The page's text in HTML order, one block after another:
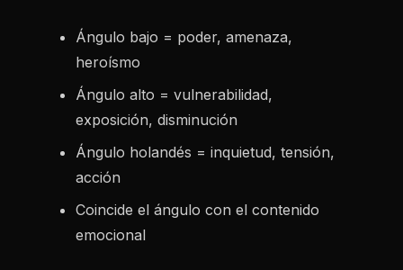
Ángulo bajo = poder, amenaza,
heroísmo
Ángulo alto = vulnerabilidad,
exposición, disminución
Ángulo holandés = inquietud, tensión,
acción
Coincide el ángulo con el contenido
emocional